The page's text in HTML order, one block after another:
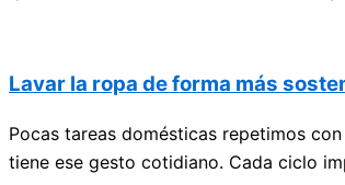
Lavar la ropa de forma más
Pocas tareas domésticas repetimos
tiene ese gesto cotidiano. Cada ciclo